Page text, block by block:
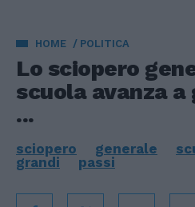
HOME POLITICA
Lo sciopero
scuola avanza a
...
sciopero generale
grandi
passi